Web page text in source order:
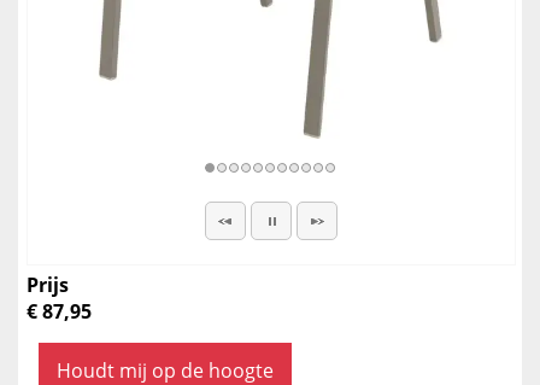
Prijs
€ 87,95
Houdt mij op de hoogte